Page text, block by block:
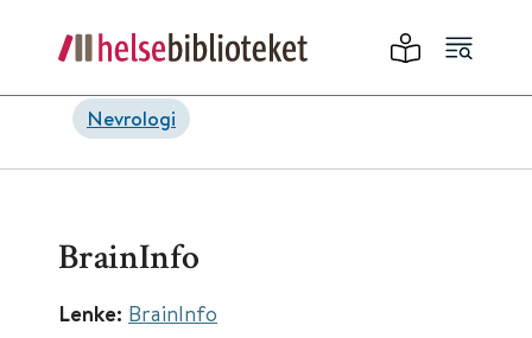
Nevrologi
BrainInfo
Lenke: BrainInfo